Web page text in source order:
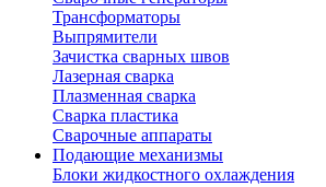
Трансформаторы
Выпрямители
Зачистка сварных швов
Лазерная сварка
Плазменная сварка
Сварка пластика
Сварочные аппараты
Подающие механизмы
Блоки жидкостного охлаждения